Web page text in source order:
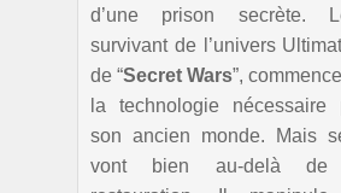
d’une prison secrète.
survivant de l’univers
de “Secret Wars”,
la technologie nécessaire
son ancien monde. Mais
vont bien au-delà